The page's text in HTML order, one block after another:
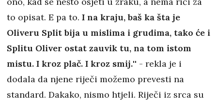
to opisat. E pa to. I na kraju, baš ka šta je
Oliveru Split bija u mislima i grudima, tako će i
Splitu Oliver ostat zauvik tu, na tom istom
mistu. I kroz plač. I kroz smij.'' - rekla je i
dodala da njene riječi možemo prevesti na
standard. Dakako, nismo htjeli. Riječi iz srca su